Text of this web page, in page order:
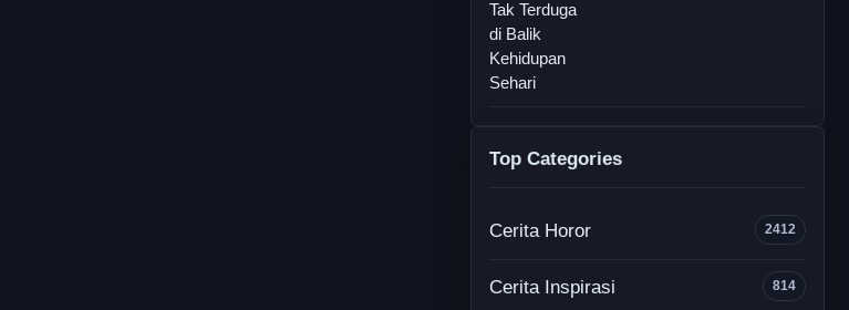
Top Categories
Cerita Horor 2412
Cerita Inspirasi 814